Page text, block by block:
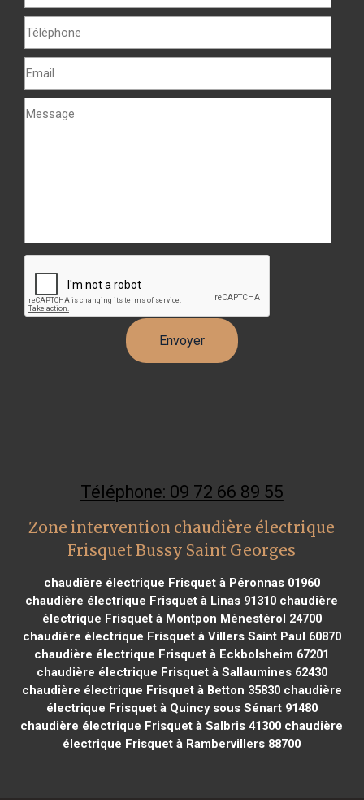
Téléphone: 09 72 66 89 55
Zone intervention chaudière électrique
Frisquet Bussy Saint Georges
chaudière électrique Frisquet à Péronnas 01960
chaudière électrique Frisquet à Linas 91310 chaudière
électrique Frisquet à Montpon Ménestérol 24700
chaudière électrique Frisquet à Villers Saint Paul 60870
chaudière électrique Frisquet à Eckbolsheim 67201
chaudière électrique Frisquet à Sallaumines 62430
chaudière électrique Frisquet à Betton 35830chaudière
électrique Frisquet à Quincy sous Sénart 91480
chaudière électrique Frisquet à Salbris 41300 chaudière
électrique Frisquet à Rambervillers 88700